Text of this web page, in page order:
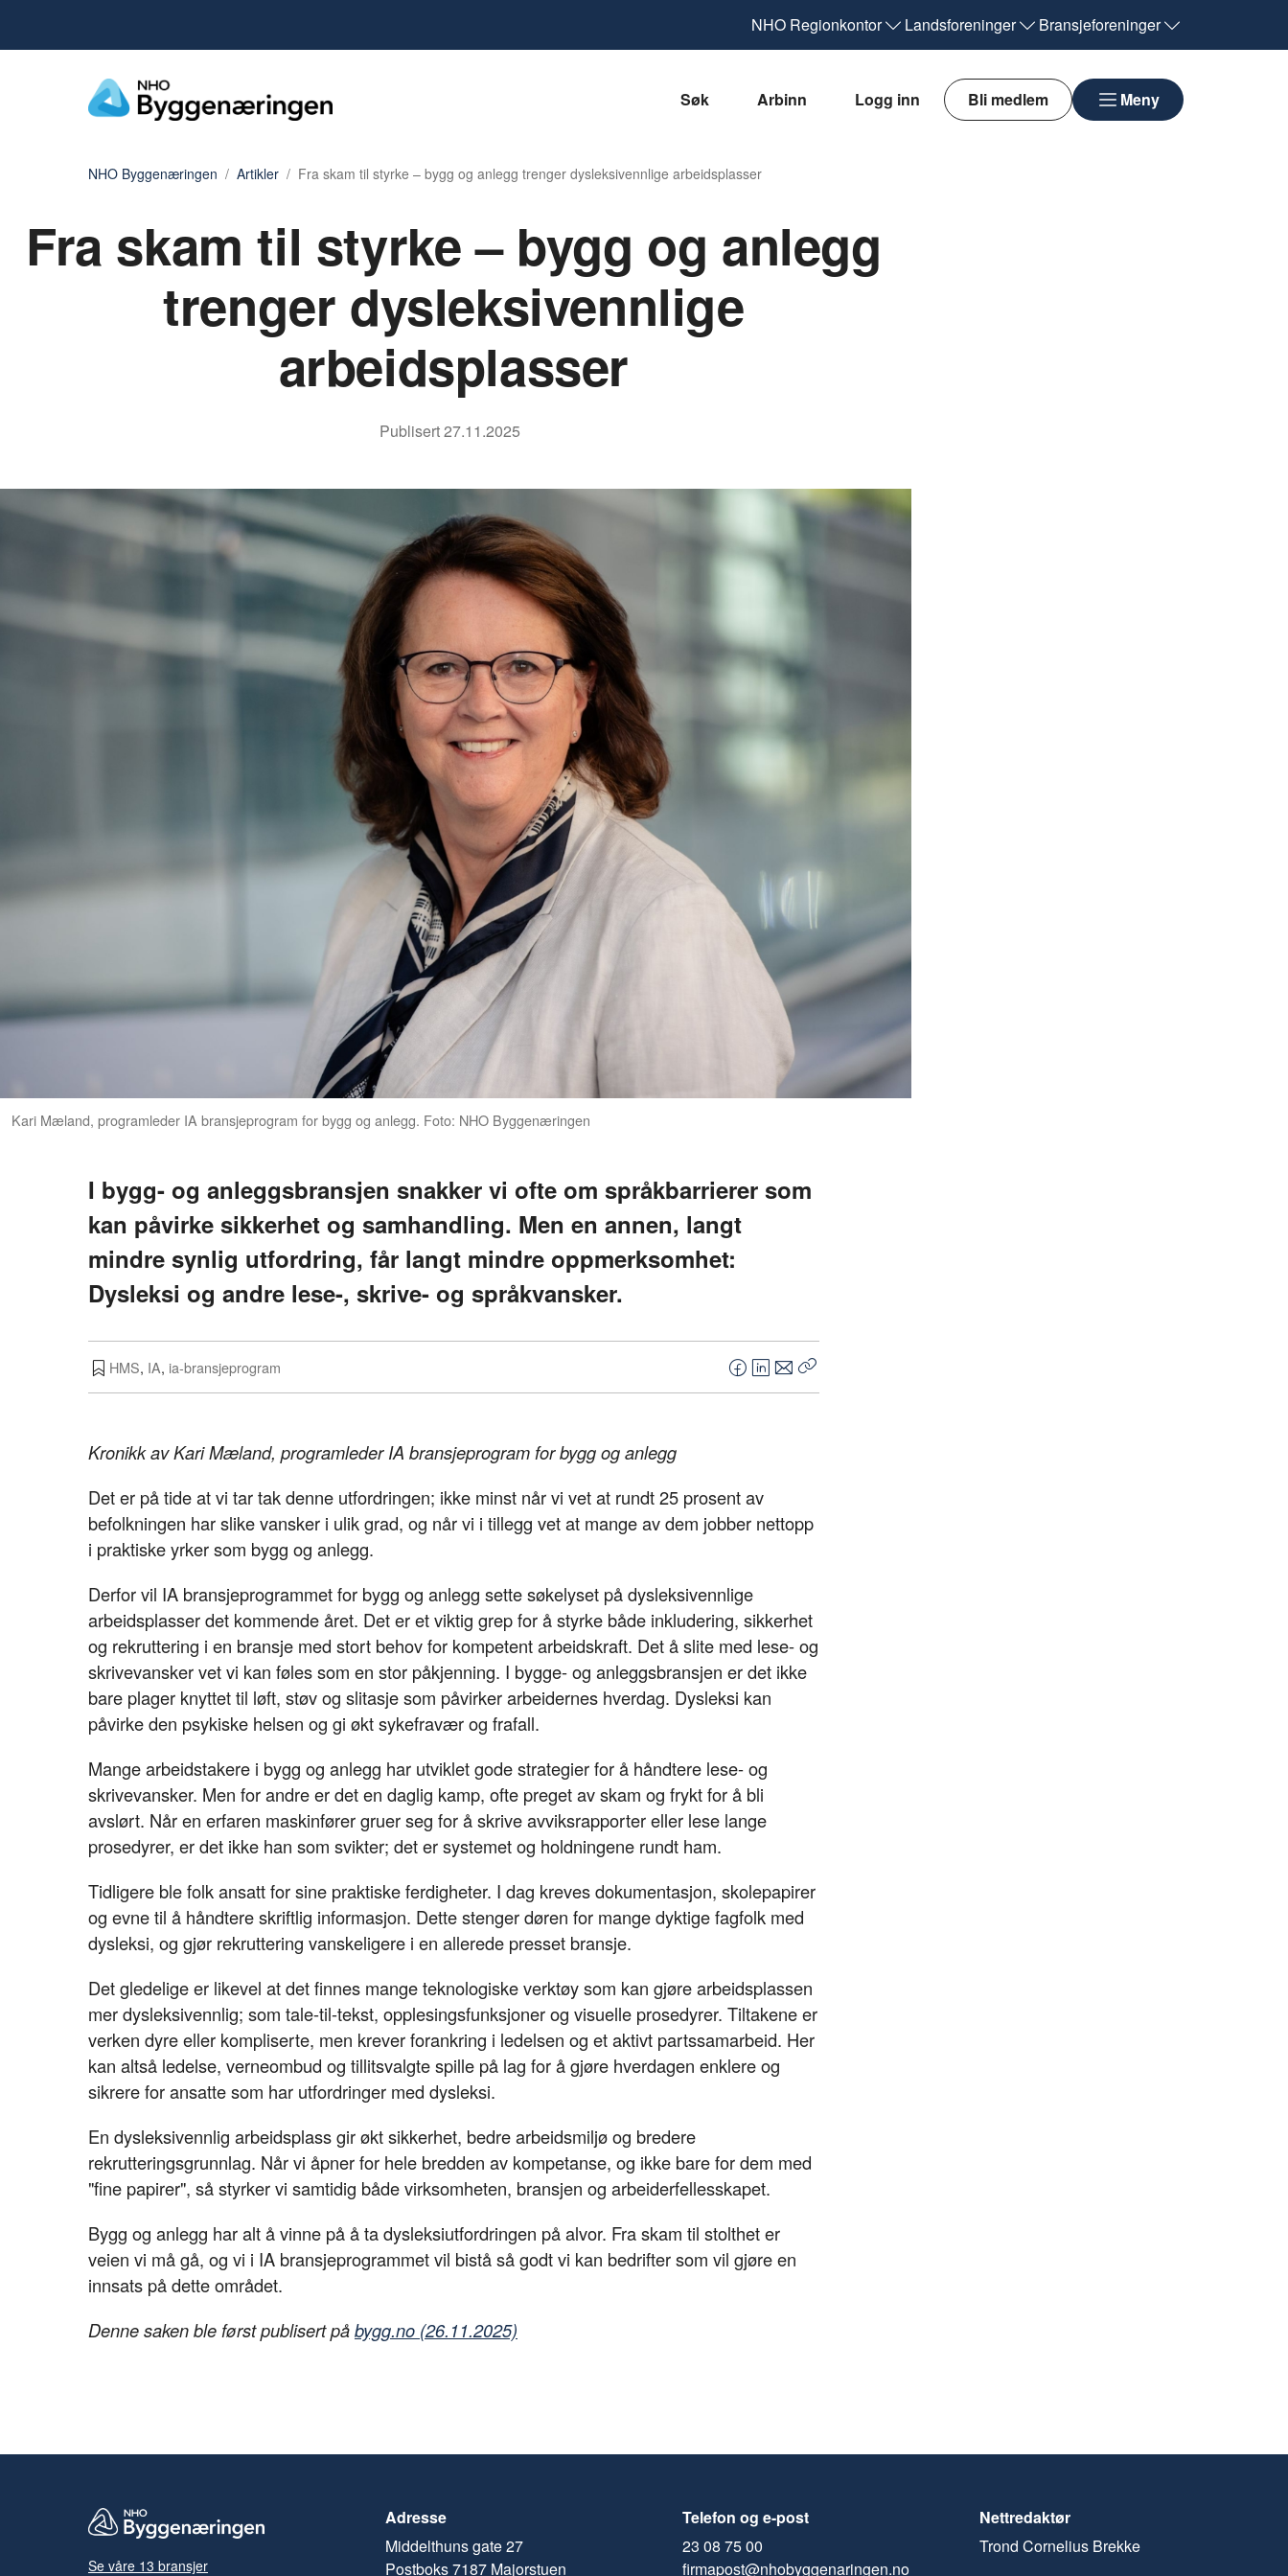
NHO Regionkontor Landsforeninger Bransjeforeninger
Søk Arbinn Logg inn Bli medlem Meny
NHO Byggenæringen Artikler Fra skam til styrke – bygg og anlegg trenger dysleksivennlige arbeidsplasser
Fra skam til styrke – bygg og anlegg
trenger dysleksivennlige
arbeidsplasser
Publisert27.11.2025
Kari Mæland, programleder IA bransjeprogram for bygg og anlegg. Foto: NHO Byggenæringen
I bygg- og anleggsbransjen snakker vi ofte om språkbarrierer som
kan påvirke sikkerhet og samhandling. Men en annen, langt
mindre synlig utfordring, får langt mindre oppmerksomhet:
Dysleksi og andre lese-, skrive- og språkvansker.
HMS, IA, ia-bransjeprogram
F
a
o
o
k
L
i
d
I
n
E
-
Kopier
Kronikk av Kari Mæland, programleder IA bransjeprogram for bygg og anlegg
Det er på tide at vi tar tak denne utfordringen; ikke minst når vi vet at rundt 25 prosent av
befolkningen har slike vansker i ulik grad, og når vi i tillegg vet at mange av dem jobber nettopp
i praktiske yrker som bygg og anlegg.
Derfor vil IA bransjeprogrammet for bygg og anlegg sette søkelyset på dysleksivennlige
arbeidsplasser det kommende året. Det er et viktig grep for å styrke både inkludering, sikkerhet
og rekruttering i en bransje med stort behov for kompetent arbeidskraft. Det å slite med lese- og
skrivevansker vet vi kan føles som en stor påkjenning. I bygge- og anleggsbransjen er det ikke
bare plager knyttet til løft, støv og slitasje som påvirker arbeidernes hverdag. Dysleksi kan
påvirke den psykiske helsen og gi økt sykefravær og frafall.
Mange arbeidstakere i bygg og anlegg har utviklet gode strategier for å håndtere lese- og
skrivevansker. Men for andre er det en daglig kamp, ofte preget av skam og frykt for å bli
avslørt. Når en erfaren maskinfører gruer seg for å skrive avviksrapporter eller lese lange
prosedyrer, er det ikke han som svikter; det er systemet og holdningene rundt ham.
Tidligere ble folk ansatt for sine praktiske ferdigheter. I dag kreves dokumentasjon, skolepapirer
og evne til å håndtere skriftlig informasjon. Dette stenger døren for mange dyktige fagfolk med
dysleksi, og gjør rekruttering vanskeligere i en allerede presset bransje.
Det gledelige er likevel at det finnes mange teknologiske verktøy som kan gjøre arbeidsplassen
mer dysleksivennlig; som tale-til-tekst, opplesingsfunksjoner og visuelle prosedyrer. Tiltakene er
verken dyre eller kompliserte, men krever forankring i ledelsen og et aktivt partssamarbeid. Her
kan altså ledelse, verneombud og tillitsvalgte spille på lag for å gjøre hverdagen enklere og
sikrere for ansatte som har utfordringer med dysleksi.
En dysleksivennlig arbeidsplass gir økt sikkerhet, bedre arbeidsmiljø og bredere
rekrutteringsgrunnlag. Når vi åpner for hele bredden av kompetanse, og ikke bare for dem med
"fine papirer", så styrker vi samtidig både virksomheten, bransjen og arbeiderfellesskapet.
Bygg og anlegg har alt å vinne på å ta dysleksiutfordringen på alvor. Fra skam til stolthet er
veien vi må gå, og vi i IA bransjeprogrammet vil bistå så godt vi kan bedrifter som vil gjøre en
innsats på dette området.
Denne saken ble først publisert påbygg.no (26.11.2025)
Se våre 13 bransjer
Adresse
Middelthuns gate 27
Postboks 7187 Majorstuen
Telefon og e-post
23 08 75 00
firmapost@nhobyggenaringen.no
Nettredaktør
Trond Cornelius Brekke